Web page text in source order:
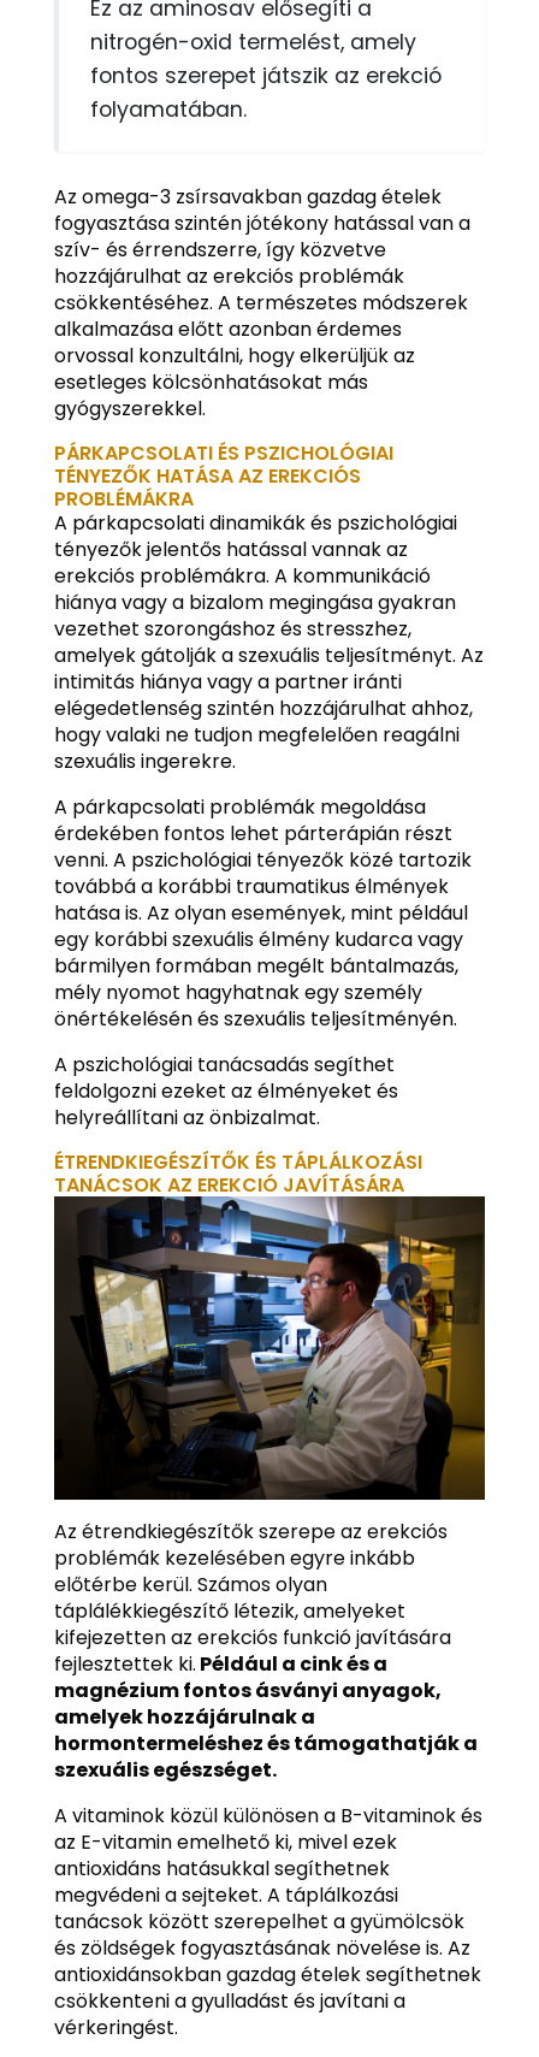
Ez az aminosav elősegíti a
nitrogén-oxid termelést, amely
fontos szerepet játszik az erekció
folyamatában.
Az omega-3 zsírsavakban gazdag ételek
fogyasztása szintén jótékony hatással van a
szív- és érrendszerre, így közvetve
hozzájárulhat az erekciós problémák
csökkentéséhez. A természetes módszerek
alkalmazása előtt azonban érdemes
orvossal konzultálni, hogy elkerüljük az
esetleges kölcsönhatásokat más
gyógyszerekkel.
PÁRKAPCSOLATI ÉS PSZICHOLÓGIAI
TÉNYEZŐK HATÁSA AZ EREKCIÓS
PROBLÉMÁKRA
A párkapcsolati dinamikák és pszichológiai
tényezők jelentős hatással vannak az
erekciós problémákra. A kommunikáció
hiánya vagy a bizalom megingása gyakran
vezethet szorongáshoz és stresszhez,
amelyek gátolják a szexuális teljesítményt. Az
intimitás hiánya vagy a partner iránti
elégedetlenség szintén hozzájárulhat ahhoz,
hogy valaki ne tudjon megfelelően reagálni
szexuális ingerekre.
A párkapcsolati problémák megoldása
érdekében fontos lehet párterápián részt
venni. A pszichológiai tényezők közé tartozik
továbbá a korábbi traumatikus élmények
hatása is. Az olyan események, mint például
egy korábbi szexuális élmény kudarca vagy
bármilyen formában megélt bántalmazás,
mély nyomot hagyhatnak egy személy
önértékelésén és szexuális teljesítményén.
A pszichológiai tanácsadás segíthet
feldolgozni ezeket az élményeket és
helyreállítani az önbizalmat.
ÉTRENDKIEGÉSZÍTŐK ÉS TÁPLÁLKOZÁSI
TANÁCSOK AZ EREKCIÓ JAVÍTÁSÁRA
Az étrendkiegészítők szerepe az erekciós
problémák kezelésében egyre inkább
előtérbe kerül. Számos olyan
táplálékkiegészítő létezik, amelyeket
kifejezetten az erekciós funkció javítására
fejlesztettek ki. Például a cink és a
magnézium fontos ásványi anyagok,
amelyek hozzájárulnak a
hormontermeléshez és támogathatják a
szexuális egészséget.
A vitaminok közül különösen a B-vitaminok és
az E-vitamin emelhető ki, mivel ezek
antioxidáns hatásukkal segíthetnek
megvédeni a sejteket. A táplálkozási
tanácsok között szerepelhet a gyümölcsök
és zöldségek fogyasztásának növelése is. Az
antioxidánsokban gazdag ételek segíthetnek
csökkenteni a gyulladást és javítani a
vérkeringést.